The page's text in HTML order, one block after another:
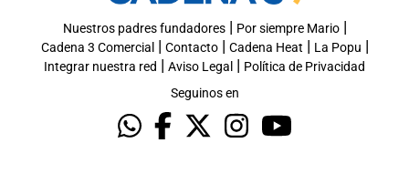
Nuestros padres fundadores| Por siempre Mario|
Cadena 3 Comercial | Contacto| Cadena Heat | La Popu |
Integrar nuestra red | Aviso Legal | Política de Privacidad
Seguinos en